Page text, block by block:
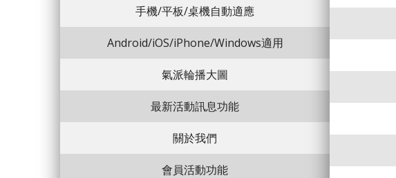
手機/平板/桌機自動適應
Android/iOS/iPhone/Windows適用
氣派輪播大圖
最新活動訊息功能
關於我們
會員活動功能